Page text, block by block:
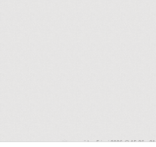
• vrijdag 5 juni 2026 @ 15:36 • 31